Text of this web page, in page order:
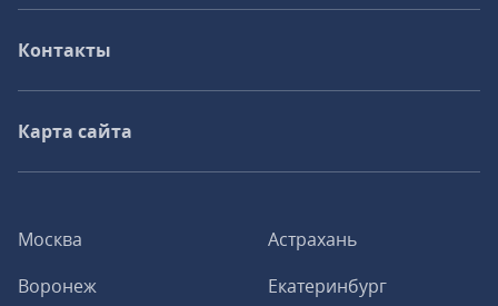
Москва
Астрахань
Воронеж
Екатеринбург
Контакты
Карта сайта